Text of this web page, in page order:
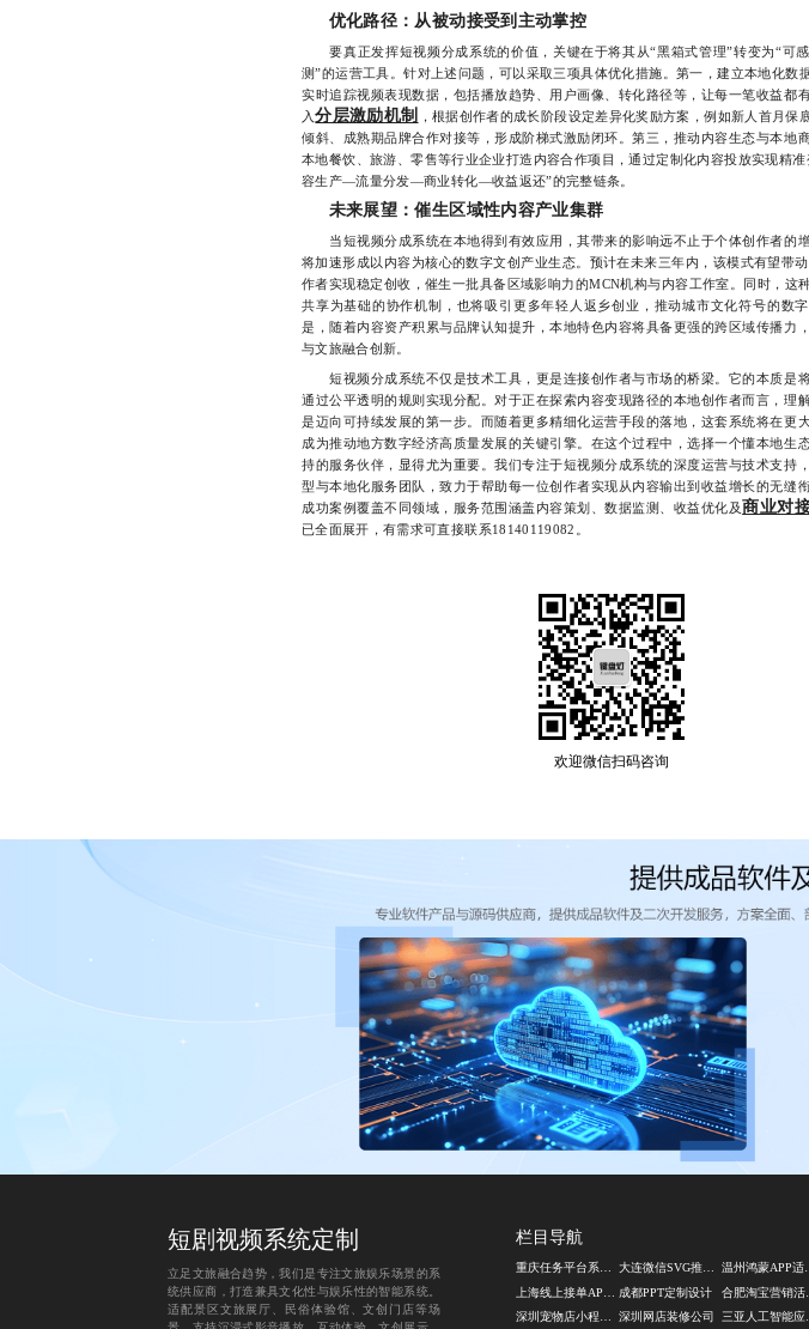
优化路径：从被动接受到主动掌控
要真正发挥短视频分成系统的价值，关键在于将其从“黑箱式管理”转变为“可
测”的运营工具。针对上述问题，可以采取三项具体优化措施。第一，建立本地化数
实时追踪视频表现数据，包括播放趋势、用户画像、转化路径等，让每一笔收益都
入分层激励机制
，根据创作者的成长阶段设定差异化奖励方案，例如新人首月保
倾斜、成熟期品牌合作对接等，形成阶梯式激励闭环。第三，推动内容生态与本地
本地餐饮、旅游、零售等行业企业打造内容合作项目，通过定制化内容投放实现精准
容生产—流量分发—商业转化—收益返还”的完整链条。
未来展望：催生区域性内容产业集群
当短视频分成系统在本地得到有效应用，其带来的影响远不止于个体创作者的
将加速形成以内容为核心的数字文创产业生态。预计在未来三年内，该模式有望带
作者实现稳定创收，催生一批具备区域影响力的MCN机构与内容工作室。同时，这
共享为基础的协作机制，也将吸引更多年轻人返乡创业，推动城市文化符号的数
是，随着内容资产积累与品牌认知提升，本地特色内容将具备更强的跨区域传播力
与文旅融合创新。
短视频分成系统不仅是技术工具，更是连接创作者与市场的桥梁。它的本质是
通过公平透明的规则实现分配。对于正在探索内容变现路径的本地创作者而言，理
是迈向可持续发展的第一步。而随着更多精细化运营手段的落地，这套系统将在更
成为推动地方数字经济高质量发展的关键引擎。在这个过程中，选择一个懂本地生
持的服务伙伴，显得尤为重要。我们专注于短视频分成系统的深度运营与技术支持
型与本地化服务团队，致力于帮助每一位创作者实现从内容输出到收益增长的无缝
成功案例覆盖不同领域，服务范围涵盖内容策划、数据监测、收益优化及商业对
已全面展开，有需求可直接联系18140119082。
欢迎微信扫码咨询
短剧视频系统定制
立足文旅融合趋势，我们是专注文旅娱乐场景的系
统供应商，打造兼具文化性与娱乐性的智能系统。
适配景区文旅展厅、民俗体验馆、文创门店等场
栏目导航
深圳宠物店小程序开发
大连微信SVG推文排版
成都PPT定制设计
深圳网店装修公司
温州鸿蒙APP适配改造
合肥淘宝
三亚